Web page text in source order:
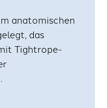
anatomischen
das
Tightrope-